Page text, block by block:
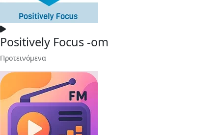
Positively Focus -om
Προτεινόμενα